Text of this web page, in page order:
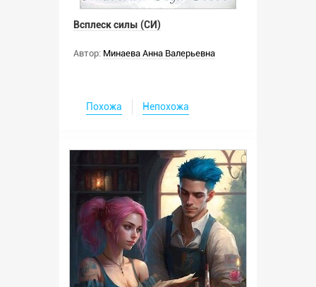
Всплеск силы (СИ)
Автор: Минаева Анна Валерьевна
Похожа Непохожа